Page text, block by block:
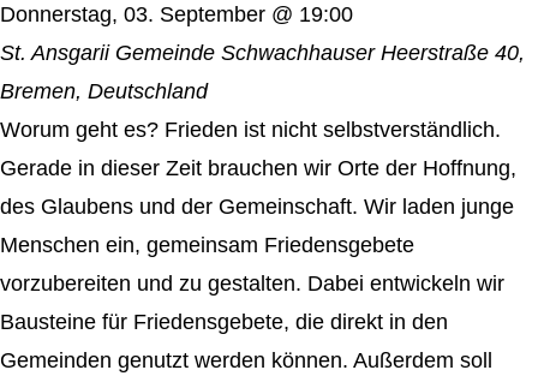
Donnerstag, 03. September @ 19:00
St. Ansgarii Gemeinde Schwachhauser Heerstraße 40,
Bremen, Deutschland
Worum geht es? Frieden ist nicht selbstverständlich.
Gerade in dieser Zeit brauchen wir Orte der Hoffnung,
des Glaubens und der Gemeinschaft. Wir laden junge
Menschen ein, gemeinsam Friedensgebete
vorzubereiten und zu gestalten. Dabei entwickeln wir
Bausteine für Friedensgebete, die direkt in den
Gemeinden genutzt werden können. Außerdem soll